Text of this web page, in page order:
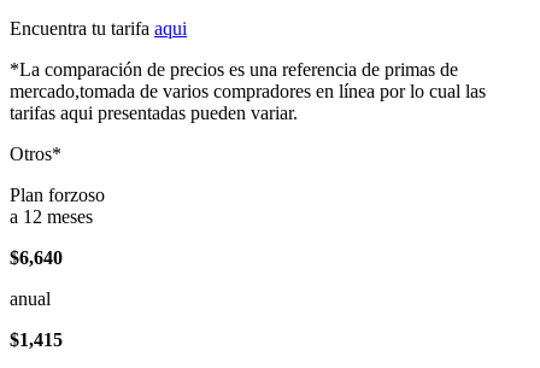
Encuentra tu tarifa aqui
*La comparación de precios es una referencia de primas de
mercado,tomada de varios compradores en línea por lo cual las
tarifas aqui presentadas pueden variar.
Otros*
Plan forzoso
a 12 meses
$6,640
anual
$1,415